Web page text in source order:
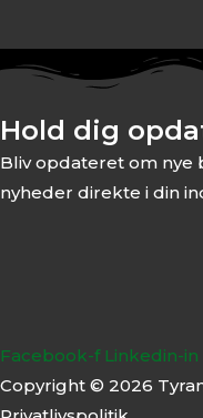
Hold dig
Bliv opdateret om
nyheder direkte i din
Facebook-f Linkedin-in
Copyright © 2026